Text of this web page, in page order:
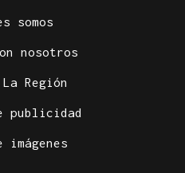
somos
nosotros
Región
publicidad
imágenes